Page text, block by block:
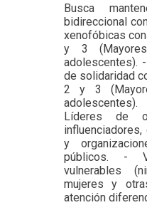
Busca
bidireccional
xenofóbicas
y 3
adolescentes).
de solidaridad
2 y 3
adolescentes).
Líderes de
y
públicos. -
vulnerables
mujeres y
atención